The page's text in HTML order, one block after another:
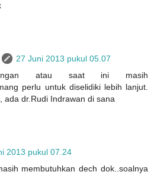
27 Juni 2013 pukul 05.07
atau saat ini masih
perlu untuk diselidiki lebih lanjut.
ada dr.Rudi Indrawan di sana
2013 pukul 07.24
membutuhkan dech dok..soalnya